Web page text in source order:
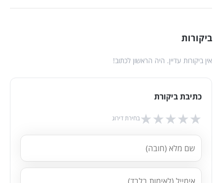
ביקורות
אין ביקורות עדיין. היה הראשון לכתוב!
כתיבת ביקורת
★★★★★ בחירת דירוג